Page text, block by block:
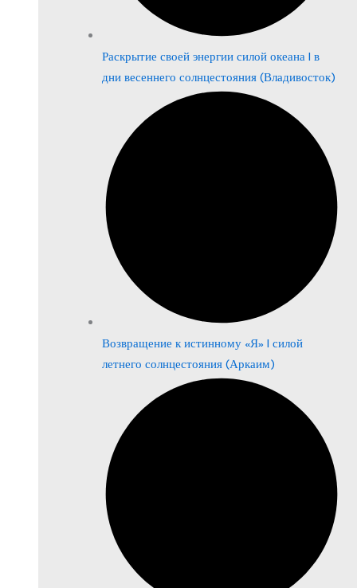
Раскрытие своей энергии силой океана | в
дни весеннего солнцестояния (Владивосток)
Возвращение к истинному «Я» | силой
летнего солнцестояния (Аркаим)